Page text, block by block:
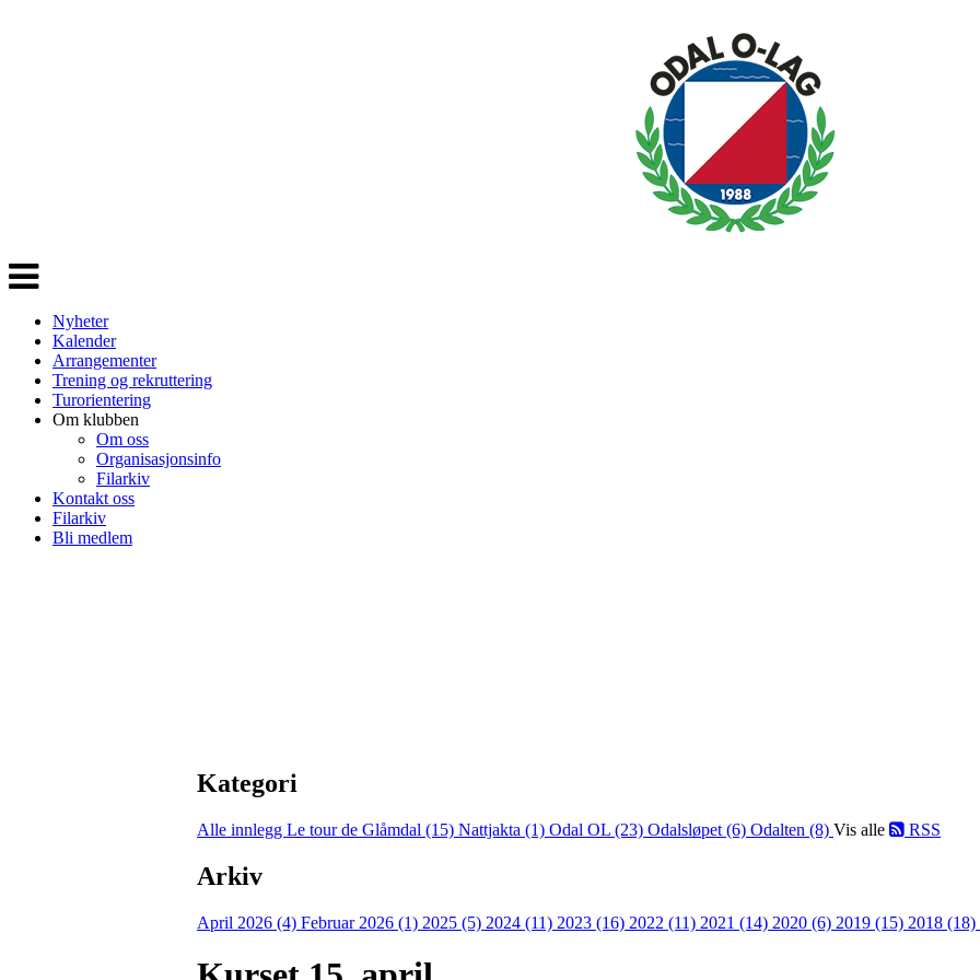
Veksle
navigasjon
Nyheter
Kalender
Arrangementer
Trening og rekruttering
Turorientering
Om klubben
Om oss
Organisasjonsinfo
Filarkiv
Kontakt oss
Filarkiv
Bli medlem
Kategori
Alle innlegg Le tour de Glåmdal (15) Nattjakta (1) Odal OL (23) Odalsløpet (6) Odalten (8) Vis alle RSS
Arkiv
April 2026 (4) Februar 2026 (1) 2025 (5) 2024 (11) 2023 (16) 2022 (11) 2021 (14) 2020 (6) 2019 (15) 2018 (18)